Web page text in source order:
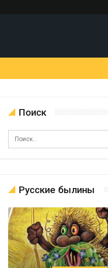
Поиск
Русские былины